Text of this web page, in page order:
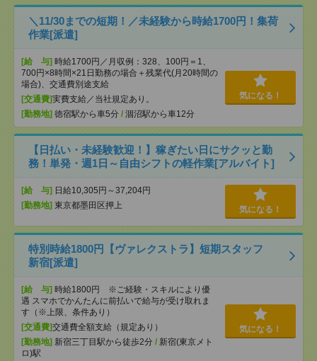
＼11/30までの短期！／未経験から時給1700円！集荷
作業[派遣]
[給 与] 時給1700円／月収例：328、100円＝1、
700円×8時間×21日勤務の場合＋残業代(月20時間の
場合)、交通費別途支給
[交通費]実費支給／当社規定あり。
[勤務地] 徳宿駅から車5分 / 涸沼駅から車12分
気になる！
【日払い・未経験歓迎！】稼ぎたい日にサクッと勤
務！単発・週1日～自由シフトの軽作業[アルバイト]
[給 与] 日給10,305円～37,204円
[勤務地] 東京都墨田区押上 気になる！
特別時給1800円【ヴァレクストラ】短期スタッフ
新宿[派遣]
[給 与] 時給1800円 ※ご経験・スキルにより優
遇 スマホでかんたんに前払いで給与が受け取れま
す（※上限、条件あり）
[交通費]交通費全額支給（規定あり）
[勤務地] 新宿三丁目駅から徒歩2分 / 新宿(東京メト
ロ)駅
気になる！